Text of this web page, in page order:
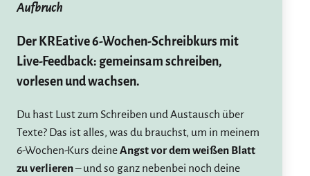
Aufbruch
Der KREative 6-Wochen-Schreibkurs mit
Live-Feedback: gemeinsam schreiben,
vorlesen und wachsen.
Du hast Lust zum Schreiben und Austausch über
Texte? Das ist alles, was du brauchst, um in meinem
6-Wochen-Kurs deineAngst vor dem weißen Blatt
zu verlieren– und so ganz nebenbei noch deine